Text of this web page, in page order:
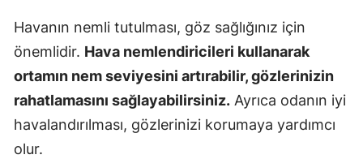
Havanın nemli tutulması, göz sağlığınız için
önemlidir. Hava nemlendiricileri kullanarak
ortamın nem seviyesini artırabilir, gözlerinizin
rahatlamasını sağlayabilirsiniz. Ayrıca odanın iyi
havalandırılması, gözlerinizi korumaya yardımcı
olur.